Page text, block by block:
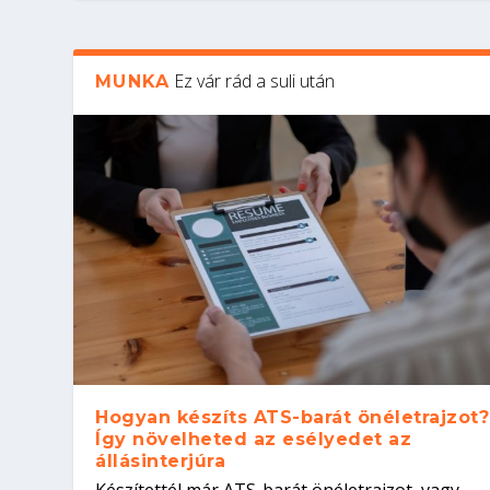
MUNKA Ez vár rád a suli után
Hogyan készíts ATS-barát önéletrajzot?
Így növelheted az esélyedet az
állásinterjúra